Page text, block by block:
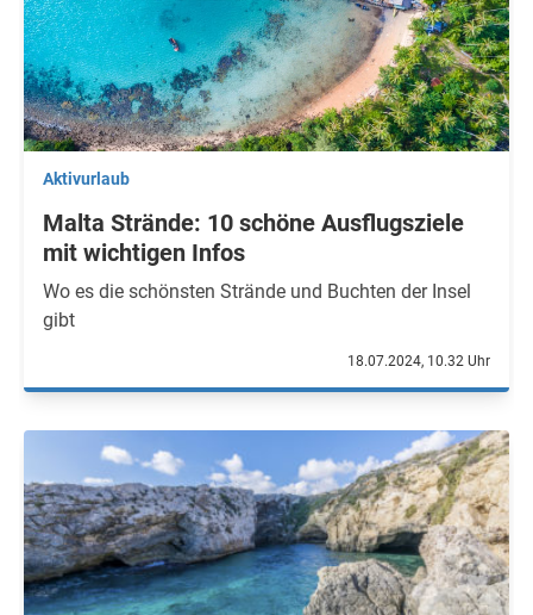
Aktivurlaub
Malta Strände: 10 schöne Ausflugsziele
mit wichtigen Infos
Wo es die schönsten Strände und Buchten der Insel
gibt
18.07.2024, 10.32 Uhr